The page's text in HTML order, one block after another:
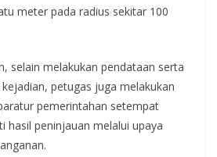
meter pada radius sekitar 100
selain melakukan pendataan serta
petugas juga melakukan
pemerintahan setempat
hasil peninjauan melalui upaya